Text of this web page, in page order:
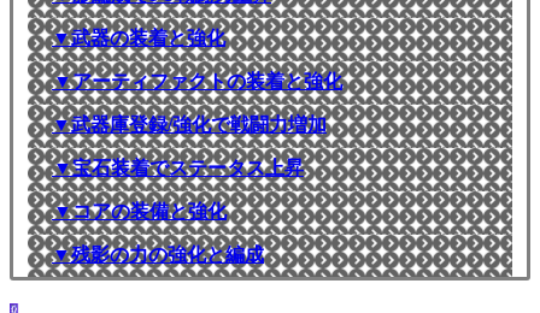
▼武器の装着と強化
▼アーティファクトの装着と強化
▼武器庫登録/強化で戦闘力増加
▼宝石装着でステータス上昇
▼コアの装備と強化
▼残影の力の強化と編成